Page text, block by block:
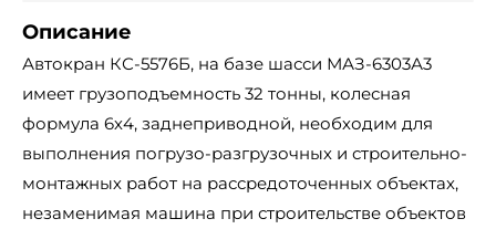
Описание
Автокран КС-5576Б, на базе шасси МАЗ-6303А3
имеет грузоподъемность 32 тонны, колесная
формула 6х4, заднеприводной, необходим для
выполнения погрузо-разгрузочных и строительно-
монтажных работ на рассредоточенных объектах,
незаменимая машина при строительстве объектов